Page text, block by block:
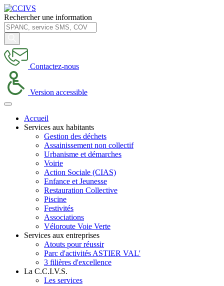
Rechercher une information
Contactez-nous
Version accessible
Accueil
Services aux habitants
Gestion des déchets
Assainissement non collectif
Urbanisme et démarches
Voirie
Action Sociale (CIAS)
Enfance et Jeunesse
Restauration Collective
Piscine
Festivités
Associations
Véloroute Voie Verte
Services aux entreprises
Atouts pour réussir
Parc d'activités ASTIER VAL'
3 filières d'excellence
La C.C.I.V.S.
Les services